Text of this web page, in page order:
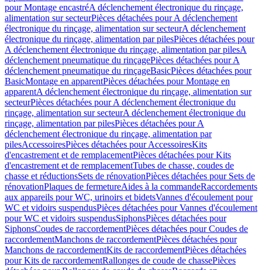
pour Montage encastréA déclenchement électronique du rinçage,
alimentation sur secteurPièces détachées pour A déclenchement
électronique du rinçage, alimentation sur secteurA déclenchement
électronique du rinçage, alimentation par pilesPièces détachées pour
A déclenchement électronique du rinçage, alimentation par pilesA
déclenchement pneumatique du rinçagePièces détachées pour A
déclenchement pneumatique du rinçageBasicPièces détachées pour
BasicMontage en apparentPièces détachées pour Montage en
apparentA déclenchement électronique du rinçage, alimentation sur
secteurPièces détachées pour A déclenchement électronique du
rinçage, alimentation sur secteurA déclenchement électronique du
rinçage, alimentation par pilesPièces détachées pour A
déclenchement électronique du rinçage, alimentation par
pilesAccessoiresPièces détachées pour AccessoiresKits
d'encastrement et de remplacementPièces détachées pour Kits
d'encastrement et de remplacementTubes de chasse, coudes de
chasse et réductionsSets de rénovationPièces détachées pour Sets de
rénovationPlaques de fermetureAides à la commandeRaccordements
aux appareils pour WC, urinoirs et bidetsVannes d'écoulement pour
WC et vidoirs suspendusPièces détachées pour Vannes d'écoulement
pour WC et vidoirs suspendusSiphonsPièces détachées pour
SiphonsCoudes de raccordementPièces détachées pour Coudes de
raccordementManchons de raccordementPièces détachées pour
Manchons de raccordementKits de raccordementPièces détachées
pour Kits de raccordementRallonges de coude de chassePièces